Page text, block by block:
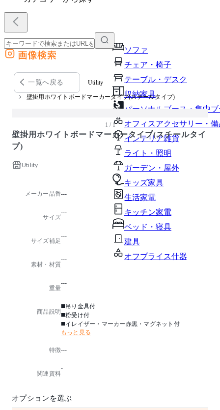
ソファ
チェア・椅子
テーブル・デスク
収納家具
パーソナルブース・集中
オフィスアクセサリー・備
インテリア雑貨
ライト・照明
ガーデン・屋外
キッズ家具
生活家電
キッチン家電
ベッド・寝具
建具
オフプライス什器
外部サイトの商品をカートに追加
他のサイトで見つけた商品ページのURLを貼り付けて、カートに追加できます
画像検索
一覧へ戻る Utility
壁掛用ホワイトボードマーカータイプ(スチールタイプ)
1 / 1
壁掛用ホワイトボードマーカータイプ(スチールタイ
プ)
Utility
メーカー品番---
サイズ
---
サイズ補足
---
素材・材質
---
重量
---
商品説明
◼️吊り金具付
◼️粉受け付
◼️イレイザー・マーカー赤黒・マグネット付
もっと見る
特徴---
関連資料
-
オプションを選ぶ